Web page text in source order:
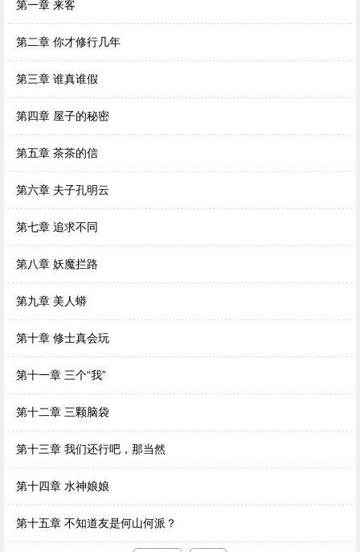
第一章 来客
第二章 你才修行几年
第三章 谁真谁假
第四章 屋子的秘密
第五章 茶茶的信
第六章 夫子孔明云
第七章 追求不同
第八章 妖魔拦路
第九章 美人蟒
第十章 修士真会玩
第十一章 三个“我”
第十二章 三颗脑袋
第十三章 我们还行吧，那当然
第十四章 水神娘娘
第十五章 不知道友是何山何派？